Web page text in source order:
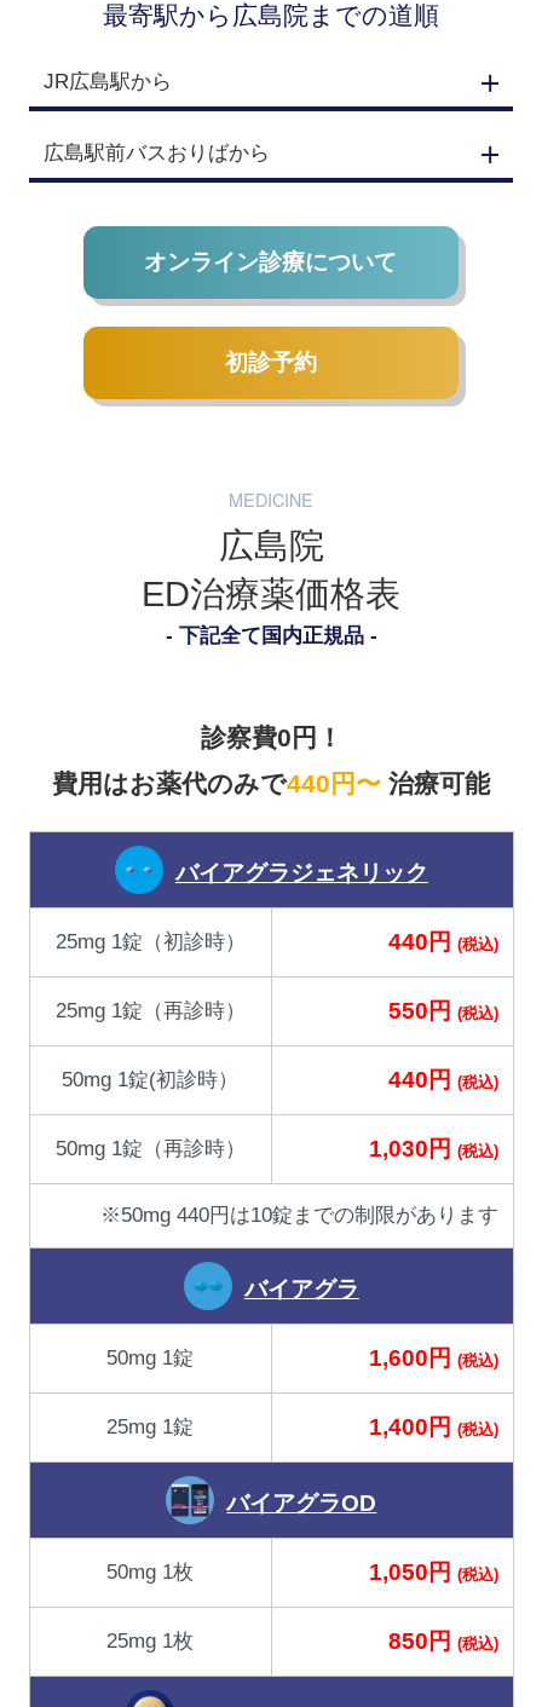
最寄駅から広島院までの道順
JR広島駅から
広島駅前バスおりばから
オンライン診療について
初診予約
MEDICINE
広島院
ED治療薬価格表
下記全て国内正規品
診察費0円！
費用はお薬代のみで440円〜 治療可能
バイアグラジェネリック
25mg 1錠（初診時） 440円 (税込)
25mg 1錠（再診時） 550円 (税込)
50mg 1錠(初診時） 440円 (税込)
50mg 1錠（再診時） 1,030円 (税込)
※50mg 440円は10錠までの制限があります
バイアグラ
50mg 1錠 1,600円 (税込)
25mg 1錠 1,400円 (税込)
バイアグラOD
50mg 1枚 1,050円 (税込)
25mg 1枚 850円 (税込)